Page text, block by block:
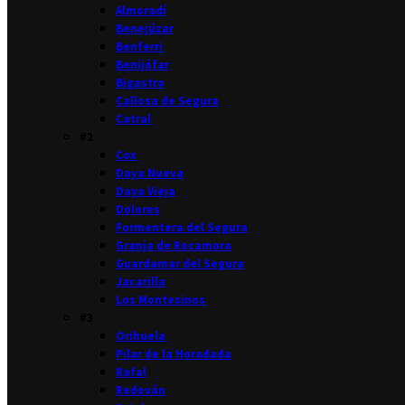
Almoradí
Benejúzar
Benferri
Benijófar
Bigastro
Callosa de Segura
Catral
Cox
Daya Nueva
Daya Vieja
Dolores
Formentera del Segura
Granja de Rocamora
Guardamar del Segura
Jacarilla
Los Montesinos
Orihuela
Pilar de la Horadada
Rafal
Redován